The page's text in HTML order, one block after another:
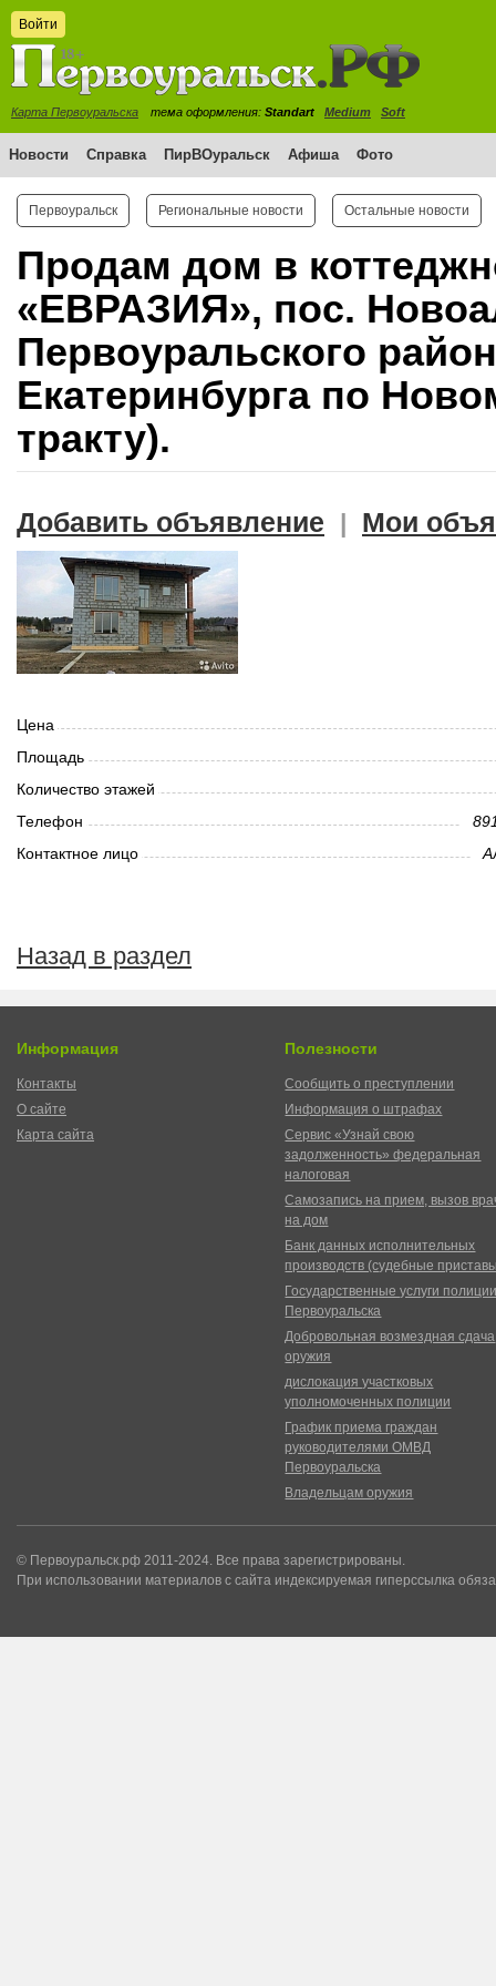
Войти
Карта Первоуральска тема оформления: Standart Medium Soft
Новости Справка ПирВОуральск Афиша Фото
Первоуральск Региональные новости Остальные новости
Продам дом в
«ЕВРАЗИЯ», пос.
Первоуральского
Екатеринбурга по
тракту).
Добавить объявление | Мои
Цена
Площадь
Количество этажей
Телефон
Контактное лицо
Назад в раздел
Информация
Контакты
О сайте
Карта сайта
Полезности
Сообщить о преступлении
Информация о штрафах
Сервис «Узнай свою
задолженность» федеральная
налоговая
Самозапись на прием, вызов
на дом
Банк данных исполнительных
производств (судебные
Государственные услуги
Первоуральска
Добровольная возмездная сдача
оружия
дислокация участковых
уполномоченных полиции
График приема граждан
руководителями ОМВД
Первоуральска
Владельцам оружия
© Первоуральск.рф 2011-2024. Все права зарегистрированы.
При использовании материалов с сайта индексируемая гиперссылка